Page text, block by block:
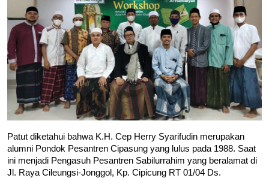
Patut diketahui bahwa K.H. Cep Herry Syarifudin merupakan
alumni Pondok Pesantren Cipasung yang lulus pada 1988. Saat
ini menjadi Pengasuh Pesantren Sabilurrahim yang beralamat di
Jl. Raya Cileungsi-Jonggol, Kp. Cipicung RT 01/04 Ds.